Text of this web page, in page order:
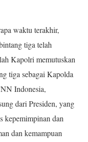
waktu terakhir,
tiga telah
Kapolri memutuskan
tiga sebagai Kapolda
Indonesia,
dari Presiden, yang
kepemimpinan dan
dan kemampuan